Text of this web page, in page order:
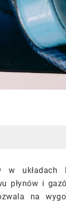
w układach
płynów i
na